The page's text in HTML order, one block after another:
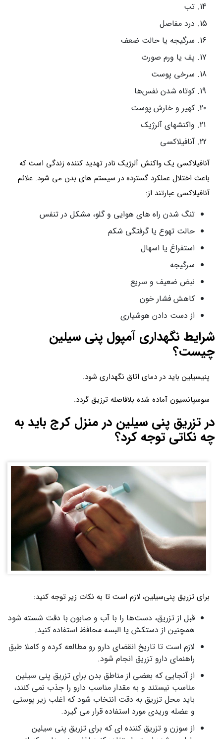
تب
درد مفاصل
سرگیجه یا حالت ضعف
پف یا ورم صورت
سرخی پوست
کوتاه شدن نفس‌ها
کهیر و خارش پوست
واکنشهای آلرژیک
آنافیلاکسی
آنافیلاکسی یک واکنش آلرژیک نادر تهدید کننده زندگی است که
باعث اختلال عملکرد گسترده در سیستم های بدن می شود. علائم
آنافیلاکسی عبارتند از:
تنگ شدن راه های هوایی و گلو، مشکل در تنفس
حالت تهوع یا گرفتگی شکم
استفراغ یا اسهال
سرگیجه
نبض ضعیف و سریع
کاهش فشار خون
از دست دادن هوشیاری
شرایط نگهداری آمپول پنی سیلین
چیست؟
پنیسیلین باید در دمای اتاق نگهداری شود.
سوسپانسیون آماده شده بلافاصله ترزیق گردد.
در تزریق پنی سیلین در منزل کرج باید به
چه نکاتی توجه کرد؟
برای تزریق پنی‌سیلین، لازم است تا به نکات زیر توجه کنید:
قبل از تزریق، دست‌ها را با آب و صابون با دقت شسته شود
همچنین از دستکش یا البسه محافظ استفاده کنید.
لازم است تا تاریخ انقضای دارو رو مطالعه کرده و کاملا طبق
راهنمای دارو تزریق انجام شود.
از آنجایی که بعضی از مناطق بدن برای تزریق پنی سیلین
مناسب نیستند و به مقدار مناسب دارو را جذب نمی کنند،
باید محل تزریق به دقت انتخاب شود که اغلب زیر پوستی
و عضله وریدی مورد استفاده قرار می گیرد.
از سوزن و تزریق کننده ای که برای تزریق پنی سیلین